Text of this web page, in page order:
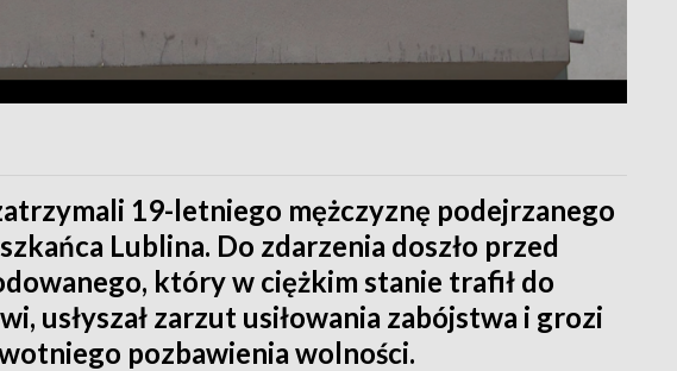
19-letniego mężczyznę podejrzanego
Lublina. Do zdarzenia doszło przed
który w ciężkim stanie trafił do
usłyszał zarzut usiłowania zabójstwa i grozi
pozbawienia wolności.